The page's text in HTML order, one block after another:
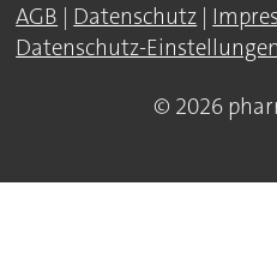
AGB | Datenschutz |
Datenschutz-Einstellungen
© 2026